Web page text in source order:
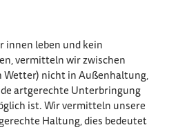
innen leben und kein
vermitteln wir zwischen
Wetter) nicht in Außenhaltung,
artgerechte Unterbringung
ist. Wir vermitteln unsere
Haltung, dies bedeutet